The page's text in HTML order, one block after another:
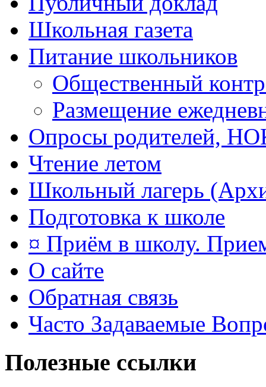
Школьная газета
Питание школьников
Общественный
Размещение
Опросы родителей,
Чтение летом
Школьный лагерь
Подготовка к школе
¤ Приём в школу.
О сайте
Обратная связь
Часто Задаваемые
Полезные ссылки